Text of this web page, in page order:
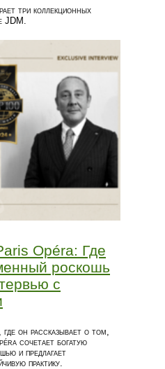
три коллекционных
JDM.
Opéra: Где
роскошь
с
он рассказывает о том,
сочетает богатую
и предлагает
практику.